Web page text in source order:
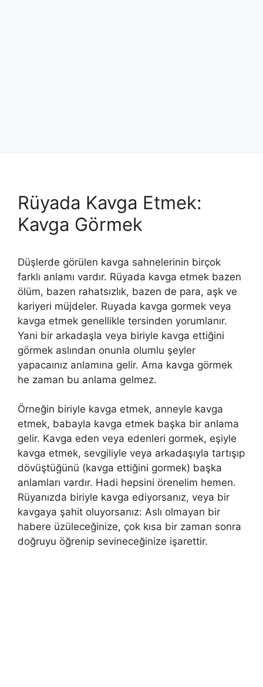
Rüyada Kavga Etmek:
Kavga Görmek
Düşlerde görülen kavga sahnelerinin birçok
farklı anlamı vardır. Rüyada kavga etmek bazen
ölüm, bazen rahatsızlık, bazen de para, aşk ve
kariyeri müjdeler. Ruyada kavga gormek veya
kavga etmek genellikle tersinden yorumlanır.
Yani bir arkadaşla veya biriyle kavga ettiğini
görmek aslından onunla olumlu şeyler
yapacaınız anlamına gelir. Ama kavga görmek
he zaman bu anlama gelmez.
Örneğin biriyle kavga etmek, anneyle kavga
etmek, babayla kavga etmek başka bir anlama
gelir. Kavga eden veya edenleri gormek, eşiyle
kavga etmek, sevgiliyle veya arkadaşıyla tartışıp
dövüştüğünü (kavga ettiğini gormek) başka
anlamları vardır. Hadi hepsini örenelim hemen.
Rüyanızda biriyle kavga ediyorsanız, veya bir
kavgaya şahit oluyorsanız: Aslı olmayan bir
habere üzüleceğinize, çok kısa bir zaman sonra
doğruyu öğrenip sevineceğinize işarettir.